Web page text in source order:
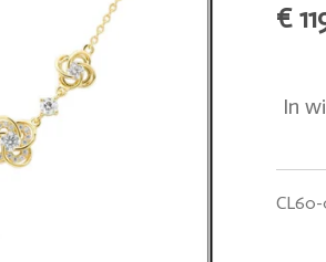
€
In
CL60-